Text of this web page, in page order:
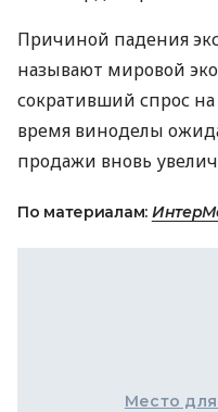
Причиной падения
называют мировой
сокративший спрос
время виноделы
продажи вновь
По материалам:
Место